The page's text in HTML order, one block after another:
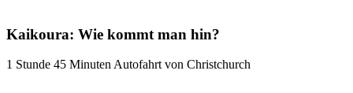
Kaikoura: Wie kommt man hin?
1 Stunde 45 Minuten Autofahrt von Christchurch